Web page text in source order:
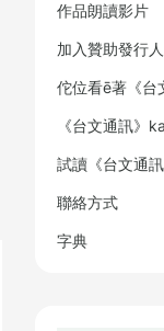
作品朗讀影片
加入贊助發行人
佗位看ē著《台
《台文通訊》
試讀《台文通
聯絡方式
字典